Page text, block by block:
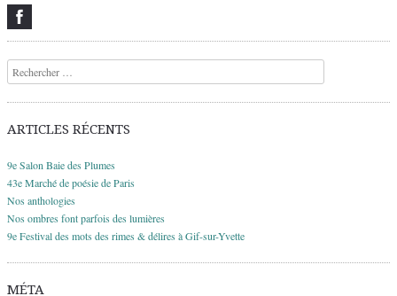
Recherche
ARTICLES RÉCENTS
9e Salon Baie des Plumes
43e Marché de poésie de Paris
Nos anthologies
Nos ombres font parfois des lumières
9e Festival des mots des rimes & délires à Gif-sur-Yvette
MÉTA